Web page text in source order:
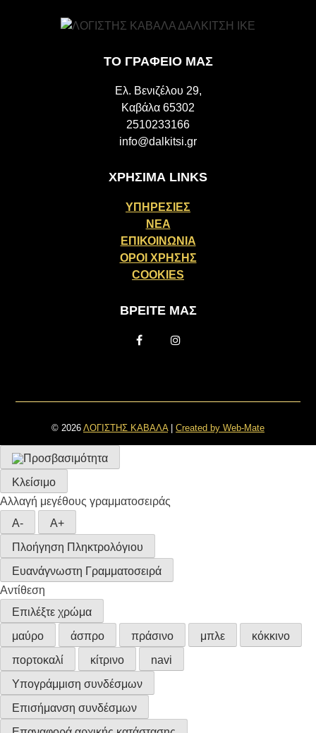
ΤΟ ΓΡΑΦΕΙΟ ΜΑΣ
Ελ. Βενιζέλου 29,
Καβάλα 65302
2510233166
info@dalkitsi.gr
ΧΡΗΣΙΜΑ LINKS
ΥΠΗΡΕΣΙΕΣ
ΝΕΑ
ΕΠΙΚΟΙΝΩΝΙΑ
ΟΡΟΙ ΧΡΗΣΗΣ
COOKIES
ΒΡΕΙΤΕ ΜΑΣ
FacebookInstagram
© 2026 ΛΟΓΙΣΤΗΣ ΚΑΒΑΛΑ Created by Web-Mate
Κλείσιμο
Αλλαγή μεγέθους γραμματοσειράς
A-
A+
Πλοήγηση Πληκτρολόγιου
Ευανάγνωστη Γραμματοσειρά
Αντίθεση
Επιλέξτε χρώμα
μαύρο
άσπρο πράσινο μπλε
κόκκινο
πορτοκαλί
κίτρινο
navi
Υπογράμμιση συνδέσμων
Επισήμανση συνδέσμων